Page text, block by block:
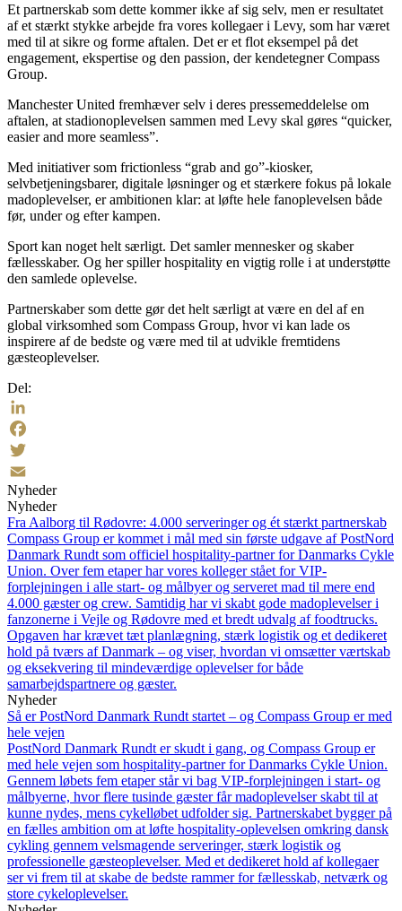
Et partnerskab som dette kommer ikke af sig selv, men er resultatet
af et stærkt stykke arbejde fra vores kollegaer i Levy, som har været
med til at sikre og forme aftalen. Det er et flot eksempel på det
engagement, ekspertise og den passion, der kendetegner Compass
Group.
Manchester United fremhæver selv i deres pressemeddelelse om
aftalen, at stadionoplevelsen sammen med Levy skal gøres “quicker,
easier and more seamless”.
Med initiativer som frictionless “grab and go”-kiosker,
selvbetjeningsbarer, digitale løsninger og et stærkere fokus på lokale
madoplevelser, er ambitionen klar: at løfte hele fanoplevelsen både
før, under og efter kampen.
Sport kan noget helt særligt. Det samler mennesker og skaber
fællesskaber. Og her spiller hospitality en vigtig rolle i at understøtte
den samlede oplevelse.
Partnerskaber som dette gør det helt særligt at være en del af en
global virksomhed som Compass Group, hvor vi kan lade os
inspirere af de bedste og være med til at udvikle fremtidens
gæsteoplevelser.
Del:
LinkedIn
Facebook
Twitter
Email
Nyheder
Nyheder
Fra Aalborg til Rødovre: 4.000 serveringer og ét stærkt partnerskab
Compass Group er kommet i mål med sin første udgave af PostNord
Danmark Rundt som officiel hospitality-partner for Danmarks Cykle
Union. Over fem etaper har vores kolleger stået for VIP-
forplejningen i alle start- og målbyer og serveret mad til mere end
4.000 gæster og crew. Samtidig har vi skabt gode madoplevelser i
fanzonerne i Vejle og Rødovre med et bredt udvalg af foodtrucks.
Opgaven har krævet tæt planlægning, stærk logistik og et dedikeret
hold på tværs af Danmark – og viser, hvordan vi omsætter værtskab
og eksekvering til mindeværdige oplevelser for både
samarbejdspartnere og gæster.
Nyheder
Så er PostNord Danmark Rundt startet – og Compass Group er med
hele vejen
PostNord Danmark Rundt er skudt i gang, og Compass Group er
med hele vejen som hospitality-partner for Danmarks Cykle Union.
Gennem løbets fem etaper står vi bag VIP-forplejningen i start- og
målbyerne, hvor flere tusinde gæster får madoplevelser skabt til at
kunne nydes, mens cykelløbet udfolder sig. Partnerskabet bygger på
en fælles ambition om at løfte hospitality-oplevelsen omkring dansk
cykling gennem velsmagende serveringer, stærk logistik og
professionelle gæsteoplevelser. Med et dedikeret hold af kollegaer
ser vi frem til at skabe de bedste rammer for fællesskab, netværk og
store cykeloplevelser.